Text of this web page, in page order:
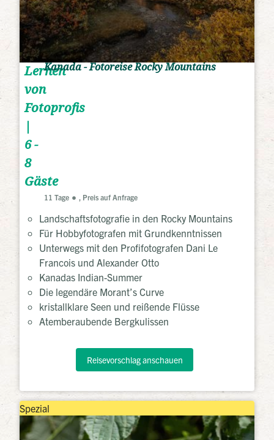
Lernen
von
Fotoprofis
|
6 -
8
Gäste
Kanada - Fotoreise Rocky Mountains
11 Tage , Preis auf Anfrage
Landschaftsfotografie in den Rocky Mountains
Für Hobbyfotografen mit Grundkenntnissen
Unterwegs mit den Profifotografen Dani Le
Francois und Alexander Otto
Kanadas Indian-Summer
Die legendäre Morant’s Curve
kristallklare Seen und reißende Flüsse
Atemberaubende Bergkulissen
Reisevorschlag anschauen
Spezial